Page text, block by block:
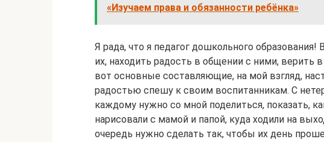
«Изучаем права и обязанности ребёнка»
Я рада, что я педагог дошкольного
их, находить радость в общении с ними, верить
вот основные составляющие, на мой взгляд,
радостью спешу к своим воспитанникам. С
каждому нужно со мной поделиться, показать,
нарисовали с мамой и папой, куда ходили на
очередь нужно сделать так, чтобы их день